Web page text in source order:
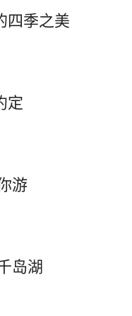
四季之美
定
游
岛湖